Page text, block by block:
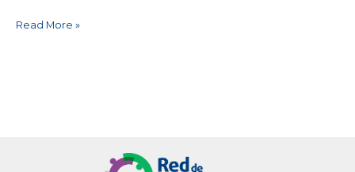
Read More »